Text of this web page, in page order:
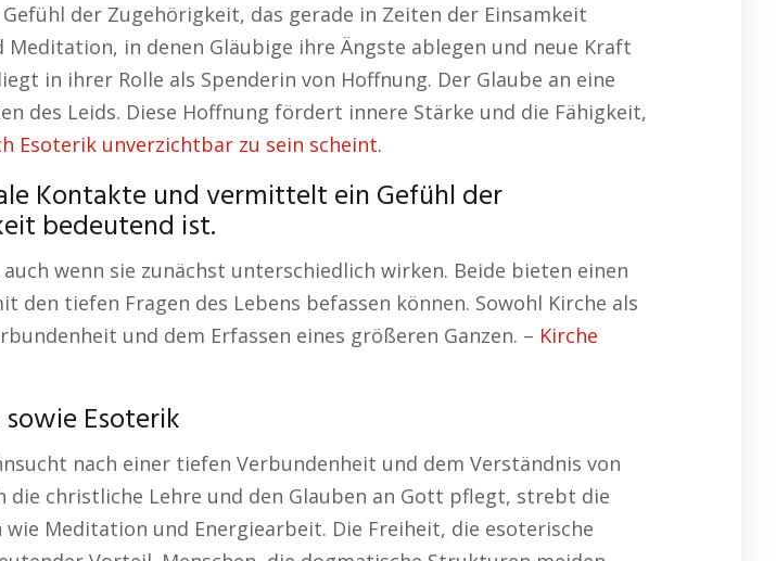
der Zugehörigkeit, das gerade in Zeiten der Einsamkeit
in denen Gläubige ihre Ängste ablegen und neue Kraft
in ihrer Rolle als Spenderin von Hoffnung. Der Glaube an eine
des Leids. Diese Hoffnung fördert innere Stärke und die Fähigkeit,
Esoterik unverzichtbar zu sein scheint.
Kontakte und vermittelt ein Gefühl der
bedeutend ist.
wenn sie zunächst unterschiedlich wirken. Beide bieten einen
tiefen Fragen des Lebens befassen können. Sowohl Kirche als
und dem Erfassen eines größeren Ganzen. – Kirche
Esoterik
nach einer tiefen Verbundenheit und dem Verständnis von
die christliche Lehre und den Glauben an Gott pflegt, strebt die
Meditation und Energiearbeit. Die Freiheit, die esoterische